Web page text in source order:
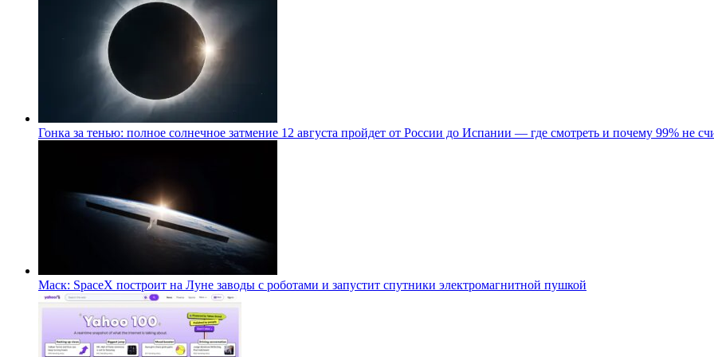
Гонка за тенью: полное солнечное затмение 12 августа пройдет от России до Испании — где смотреть и почему 99% не
Маск: SpaceX построит на Луне заводы с роботами и запустит спутники электромагнитной пушкой